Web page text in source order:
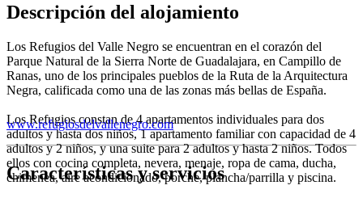
Descripción del alojamiento
Los Refugios del Valle Negro se encuentran en el corazón del
Parque Natural de la Sierra Norte de Guadalajara, en Campillo de
Ranas, uno de los principales pueblos de la Ruta de la Arquitectura
Negra, calificada como una de las zonas más bellas de España.
Los Refugios constan de 4 apartamentos individuales para dos
adultos y hasta dos niños, 1 apartamento familiar con capacidad de 4
adultos y 2 niños, y una suite para 2 adultos y hasta 2 niños. Todos
ellos con cocina completa, nevera, menaje, ropa de cama, ducha,
chimenea, aire acondicionado, porche, plancha/parrilla y piscina.
www.refugiosdelvallenegro.com
Características y servicios